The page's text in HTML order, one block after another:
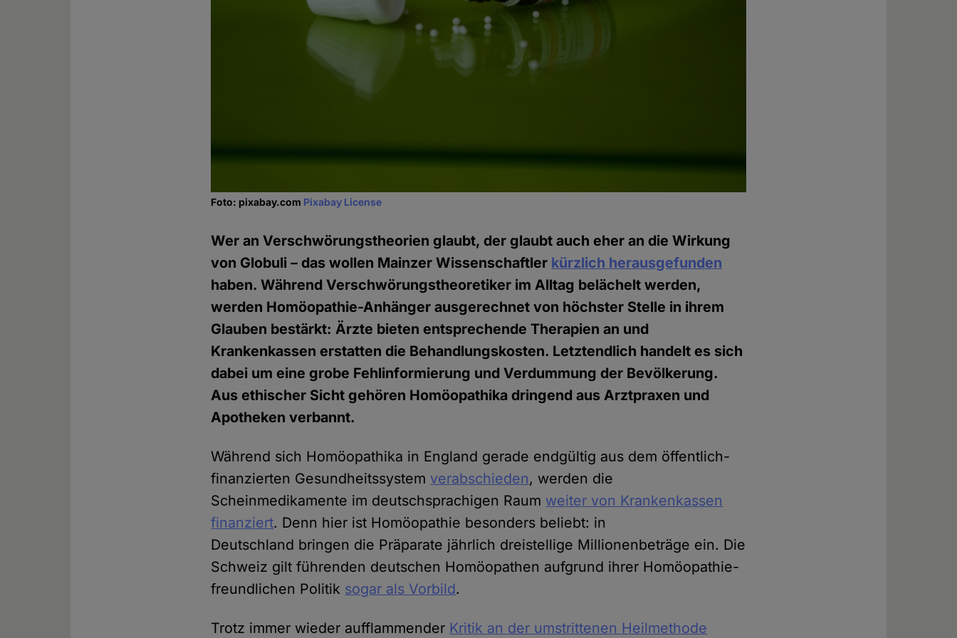
Foto: pixabay.com Pixabay License
Wer an Verschwörungstheorien glaubt, der glaubt auch eher an die Wirkung
von Globuli – das wollen Mainzer Wissenschaftler kürzlich herausgefunden
haben. Während Verschwörungstheoretiker im Alltag belächelt werden,
werden Homöopathie-Anhänger ausgerechnet von höchster Stelle in ihrem
Glauben bestärkt: Ärzte bieten entsprechende Therapien an und
Krankenkassen erstatten die Behandlungskosten. Letztendlich handelt es sich
dabei um eine grobe Fehlinformierung und Verdummung der Bevölkerung.
Aus ethischer Sicht gehören Homöopathika dringend aus Arztpraxen und
Apotheken verbannt.
Während sich Homöopathika in England gerade endgültig aus dem öffentlich-
finanzierten Gesundheitssystem verabschieden, werden die
Scheinmedikamente im deutschsprachigen Raum weiter von Krankenkassen
finanziert. Denn hier ist Homöopathie besonders beliebt: in
Deutschland bringen die Präparate jährlich dreistellige Millionenbeträge ein. Die
Schweiz gilt führenden deutschen Homöopathen aufgrund ihrer Homöopathie-
freundlichen Politik sogar als Vorbild.
Trotz immer wieder aufflammender Kritik an der umstrittenen Heilmethode